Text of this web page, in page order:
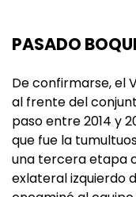
PASADO
De confirmarse, el
al frente del
paso entre 2014 y
que fue la
una tercera etapa
exlateral izquierdo